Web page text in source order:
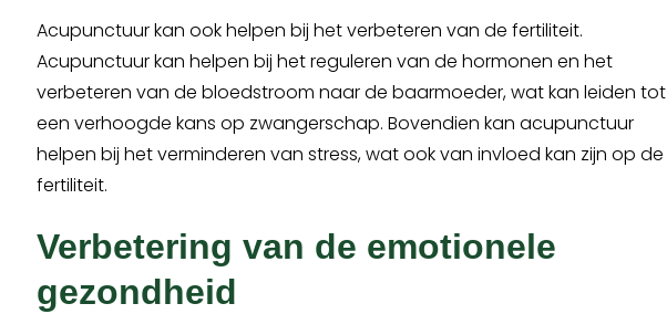
Acupunctuur kan ook helpen bij het verbeteren van de fertiliteit.
Acupunctuur kan helpen bij het reguleren van de hormonen en het
verbeteren van de bloedstroom naar de baarmoeder, wat kan leiden tot
een verhoogde kans op zwangerschap. Bovendien kan acupunctuur
helpen bij het verminderen van stress, wat ook van invloed kan zijn op de
fertiliteit.
Verbetering van de emotionele
gezondheid